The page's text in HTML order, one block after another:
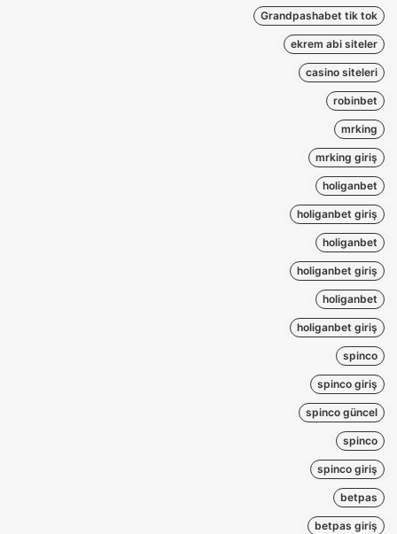
Grandpashabet tik tok
ekrem abi siteler
casino siteleri
robinbet
mrking
mrking giriş
holiganbet
holiganbet giriş
holiganbet
holiganbet giriş
holiganbet
holiganbet giriş
spinco
spinco giriş
spinco güncel
spinco
spinco giriş
betpas
betpas giriş